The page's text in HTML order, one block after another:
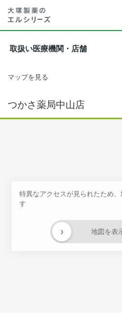
取扱い医療機関・店舗
マップを見る
つかさ薬局中山店
特異なアクセスが見られたため
す
地図を表
›